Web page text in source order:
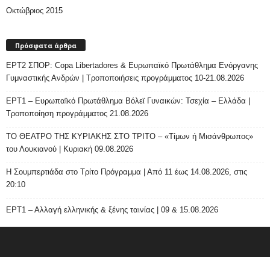
Οκτώβριος 2015
Πρόσφατα άρθρα
ΕΡΤ2 ΣΠΟΡ: Copa Libertadores & Ευρωπαϊκό Πρωτάθλημα Ενόργανης
Γυμναστικής Ανδρών | Τροποποιήσεις προγράμματος 10-21.08.2026
ΕΡΤ1 – Ευρωπαϊκό Πρωτάθλημα Βόλεϊ Γυναικών: Τσεχία – Ελλάδα |
Τροποποίηση προγράμματος 21.08.2026
ΤΟ ΘΕΑΤΡΟ ΤΗΣ ΚΥΡΙΑΚΗΣ ΣΤΟ ΤΡΙΤΟ – «Τίμων ή Μισάνθρωπος»
του Λουκιανού | Κυριακή 09.08.2026
H Σουμπερτιάδα στο Τρίτο Πρόγραμμα | Από 11 έως 14.08.2026, στις
20:10
ΕΡΤ1 – Αλλαγή ελληνικής & ξένης ταινίας | 09 & 15.08.2026